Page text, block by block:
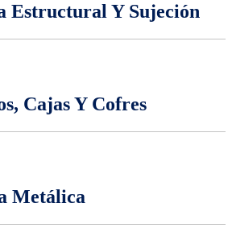
Estructural Y Sujeción
Cajas Y Cofres
Metálica